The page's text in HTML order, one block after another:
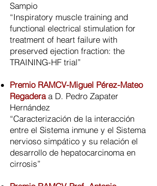
Sampio
“Inspiratory muscle training and
functional electrical stimulation for
treatment of heart failure with
preserved ejection fraction: the
TRAINING-HF trial”
Premio RAMCV-Miguel Pérez-Mateo
Regaderaa D. Pedro Zapater
Hernández
“Caracterización de la interacción
entre el Sistema inmune y el Sistema
nervioso simpático y su relación el
desarrollo de hepatocarcinoma en
cirrosis”​